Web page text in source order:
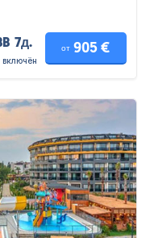
7д.
включён
от 905 €